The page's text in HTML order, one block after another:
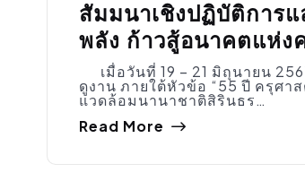
สัมมนาเชิงปฏิบัติการ
พลัง ก้าวสู้อนาคตแห่ง
เมื่อวันที่ 19 – 21 มิถุนายน
ดูงาน ภายใต้หัวข้อ “55 ปี ครุศ
แวดล้อมนานาชาติสิรินธร…
Read More